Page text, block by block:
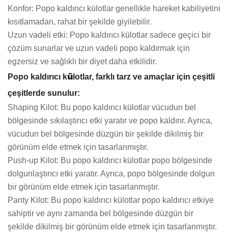
Konfor: Popo kaldırıcı külotlar genellikle hareket kabiliyetini
kısıtlamadan, rahat bir şekilde giyilebilir.
Uzun vadeli etki: Popo kaldırıcı külotlar sadece geçici bir
çözüm sunarlar ve uzun vadeli popo kaldırmak için
egzersiz ve sağlıklı bir diyet daha etkilidir.
Popo kaldırıcı kü lotlar, farklı tarz ve amaçlar için çeşitli
çeşitlerde sunulur:
Shaping Kilot: Bu popo kaldırıcı külotlar vücudun bel
bölgesinde sıkılaştırıcı etki yaratır ve popo kaldırır. Ayrıca,
vücudun bel bölgesinde düzgün bir şekilde dikilmiş bir
görünüm elde etmek için tasarlanmıştır.
Push-up Kilot: Bu popo kaldırıcı külotlar popo bölgesinde
dolgunlaştırıcı etki yaratır. Ayrıca, popo bölgesinde dolgun
bir görünüm elde etmek için tasarlanmıştır.
Panty Kilot: Bu popo kaldırıcı külotlar popo kaldırıcı etkiye
sahiptir ve aynı zamanda bel bölgesinde düzgün bir
şekilde dikilmiş bir görünüm elde etmek için tasarlanmıştır.